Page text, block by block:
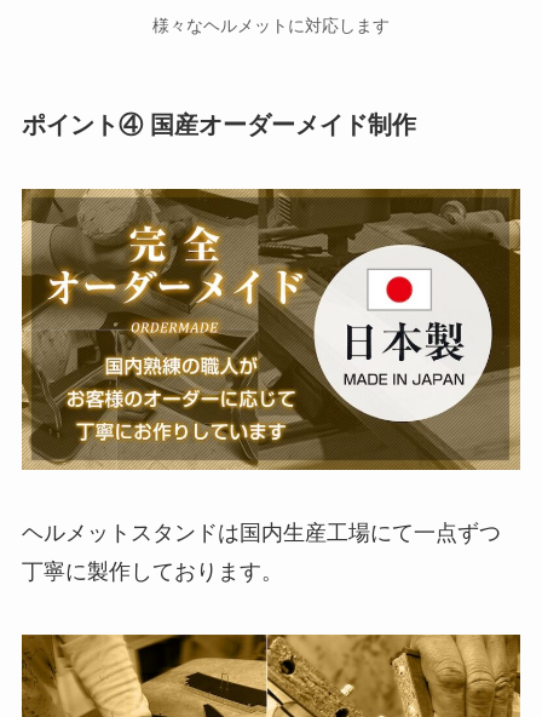
様々なヘルメットに対応します
ポイント④ 国産オーダーメイド制作
ヘルメットスタンドは国内生産工場にて一点ずつ
丁寧に製作しております。